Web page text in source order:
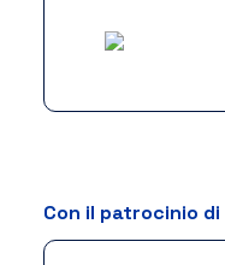
Con il patrocinio di